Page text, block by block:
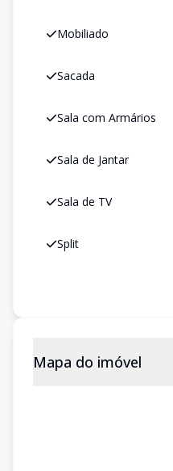
Mobiliado
Sacada
Sala com Armários
Sala de Jantar
Sala de TV
Split
Mapa do imóvel